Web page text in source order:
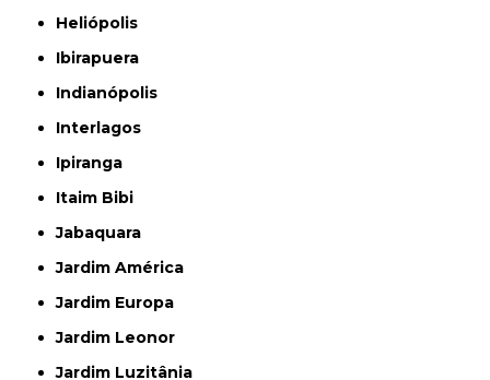
Heliópolis
Ibirapuera
Indianópolis
Interlagos
Ipiranga
Itaim Bibi
Jabaquara
Jardim América
Jardim Europa
Jardim Leonor
Jardim Luzitânia